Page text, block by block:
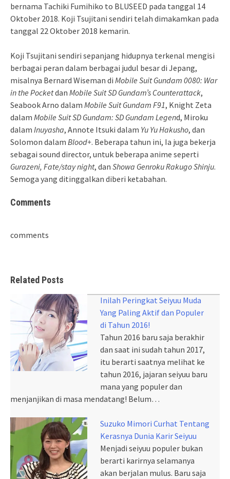
bernama Tachiki Fumihiko to BLUSEED pada tanggal 14
Oktober 2018. Koji Tsujitani sendiri telah dimakamkan pada
tanggal 22 Oktober 2018 kemarin.
Koji Tsujitani sendiri sepanjang hidupnya terkenal mengisi
berbagai peran dalam berbagai judul besar di Jepang,
misalnya Bernard Wiseman di Mobile Suit Gundam 0080: War
in the Pocketdan Mobile Suit SD Gundam’s Counterattack,
Seabook Arno dalam Mobile Suit Gundam F91, Knight Zeta
dalam Mobile Suit SD Gundam: SD Gundam Legend, Miroku
dalam Inuyasha, Annote Itsuki dalam Yu Yu Hakusho, dan
Solomon dalam Blood+. Beberapa tahun ini, Ia juga bekerja
sebagai sound director, untuk beberapa anime seperti
Gurazeni, Fate/stay night, dan Showa Genroku Rakugo Shinju.
Semoga yang ditinggalkan diberi ketabahan.
Comments
comments
Related Posts
Inilah Peringkat Seiyuu Muda
Yang Paling Aktif dan Populer
di Tahun 2016!
Tahun 2016 baru saja berakhir
dan saat ini sudah tahun 2017,
itu berarti saatnya melihat ke
tahun 2016, jajaran seiyuu baru
mana yang populer dan
menjanjikan di masa mendatang! Belum…
Suzuko Mimori Curhat Tentang
Kerasnya Dunia Karir Seiyuu
Menjadi seiyuu populer bukan
berarti karirnya selamanya
akan berjalan mulus. Baru saja